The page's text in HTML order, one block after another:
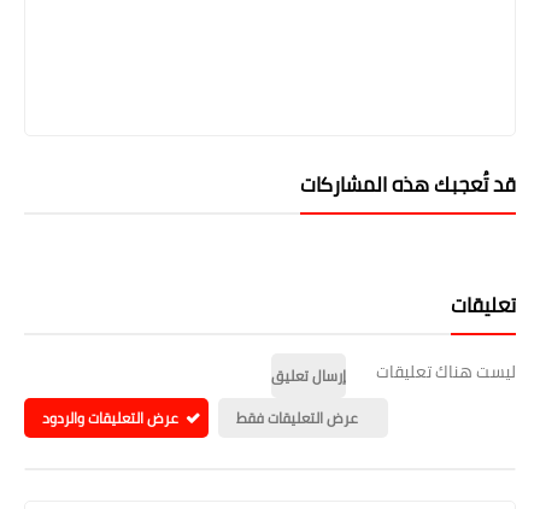
قد تُعجبك هذه المشاركات
تعليقات
ليست هناك تعليقات
إرسال تعليق
عرض التعليقات فقط
عرض التعليقات والردود